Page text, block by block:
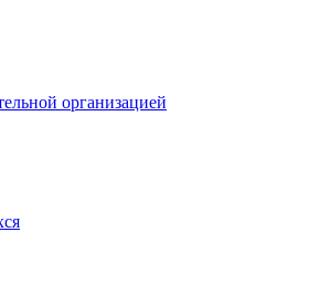
организацией